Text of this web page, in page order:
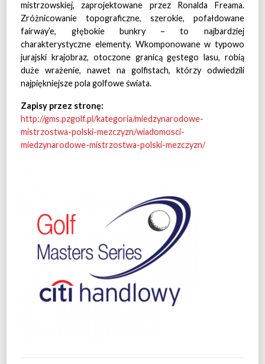
mistrzowskiej, zaprojektowane przez Ronalda Freama.
Zróżnicowanie topograficzne, szerokie, pofałdowane
fairway’e, głębokie bunkry – to najbardziej
charakterystyczne elementy. Wkomponowane w typowo
jurajski krajobraz, otoczone granicą gęstego lasu, robią
duże wrażenie, nawet na golfistach, którzy odwiedzili
najpiękniejsze pola golfowe świata.
Zapisy przez stronę:
http://gms.pzgolf.pl/kategoria/miedzynarodowe-
mistrzostwa-polski-mezczyzn/wiadomosci-
miedzynarodowe-mistrzostwa-polski-mezczyzn/